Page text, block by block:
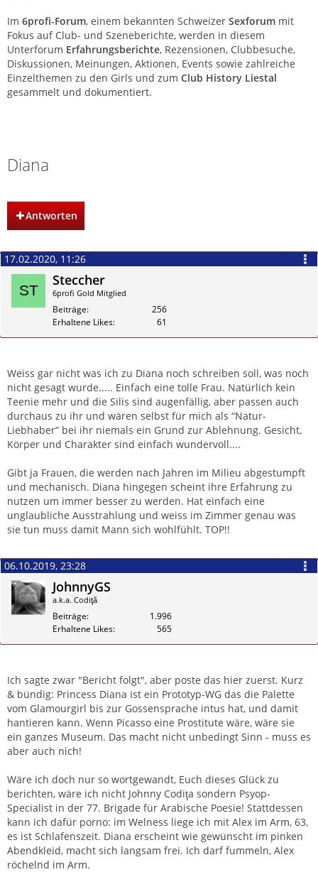
Im 6profi-Forum, einem bekannten Schweizer Sexforum mit
Fokus auf Club- und Szeneberichte, werden in diesem
Unterforum Erfahrungsberichte, Rezensionen, Clubbesuche,
Diskussionen, Meinungen, Aktionen, Events sowie zahlreiche
Einzelthemen zu den Girls und zum Club History Liestal
gesammelt und dokumentiert.
Diana
Antworten
17.02.2020, 11:26
Steccher
6profi Gold Mitglied
Beiträge
256
Erhaltene Likes
61
Weiss gar nicht was ich zu Diana noch schreiben soll, was noch
nicht gesagt wurde..... Einfach eine tolle Frau. Natürlich kein
Teenie mehr und die Silis sind augenfällig, aber passen auch
durchaus zu ihr und wären selbst für mich als “Natur-
Liebhaber” bei ihr niemals ein Grund zur Ablehnung. Gesicht,
Körper und Charakter sind einfach wundervoll....
Gibt ja Frauen, die werden nach Jahren im Milieu abgestumpft
und mechanisch. Diana hingegen scheint ihre Erfahrung zu
nutzen um immer besser zu werden. Hat einfach eine
unglaubliche Ausstrahlung und weiss im Zimmer genau was
sie tun muss damit Mann sich wohlfühlt. TOP!!
Zitieren
06.10.2019, 23:28
JohnnyGS
a.k.a. Codiţă
Beiträge
1.996
Erhaltene Likes
565
Ich sagte zwar "Bericht folgt", aber poste das hier zuerst. Kurz
& bündig: Princess Diana ist ein Prototyp-WG das die Palette
vom Glamourgirl bis zur Gossensprache intus hat, und damit
hantieren kann. Wenn Picasso eine Prostitute wäre, wäre sie
ein ganzes Museum. Das macht nicht unbedingt Sinn - muss es
aber auch nich!
Wäre ich doch nur so wortgewandt, Euch dieses Glück zu
berichten, wäre ich nicht Johnny Codiţa sondern Psyop-
Specialist in der 77. Brigade für Arabische Poesie! Stattdessen
kann ich dafür porno: im Welness liege ich mit Alex im Arm, 63,
es ist Schlafenszeit. Diana erscheint wie gewünscht im pinken
Abendkleid, macht sich langsam frei. Ich darf fummeln, Alex
röchelnd im Arm.
Zitieren